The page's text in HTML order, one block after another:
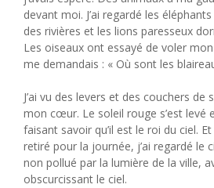
devant moi. J’ai regardé les
des rivières et les lions paresseux
Les oiseaux ont essayé de voler
me demandais : « Où sont les
J’ai vu des levers et des couchers
mon cœur. Le soleil rouge s’est levé
faisant savoir qu’il est le roi du ciel.
retiré pour la journée, j’ai regardé le
non pollué par la lumière de la ville,
obscurcissant le ciel.